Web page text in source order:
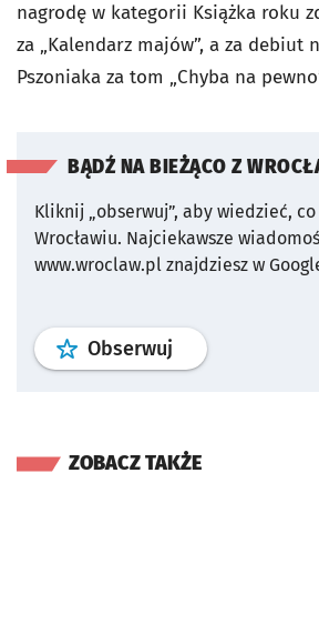
nagrodę w kategorii Książka roku
za „Kalendarz majów”, a za debiut
Pszoniaka za tom „Chyba na
BĄDŹ NA BIEŻĄCO Z
Kliknij „obserwuj”, aby wiedzieć,
Wrocławiu. Najciekawsze
www.wroclaw.pl znajdziesz w
Obserwuj profil
ZOBACZ TAKŻE